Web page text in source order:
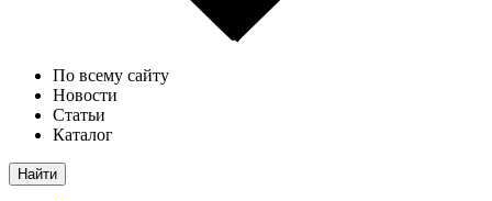
По всему сайту
Новости
Статьи
Каталог
Найти